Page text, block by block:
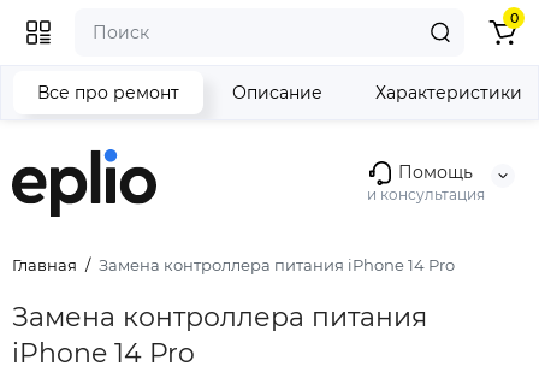
Помощь
и консультация
0
Главная Замена контроллера питания iPhone 14 Pro
Замена контроллера питания
iPhone 14 Pro
Все про ремонт Описание Характеристики